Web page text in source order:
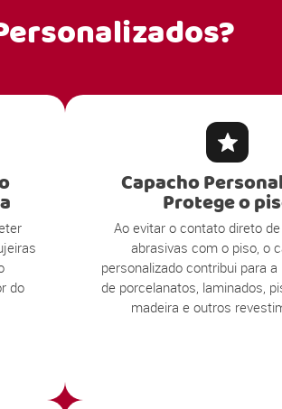
do
Capacho
Protege o
Ao evitar o contato direto
abrasivas com o piso, o
personalizado contribui para
de porcelanatos, laminados,
madeira e outros